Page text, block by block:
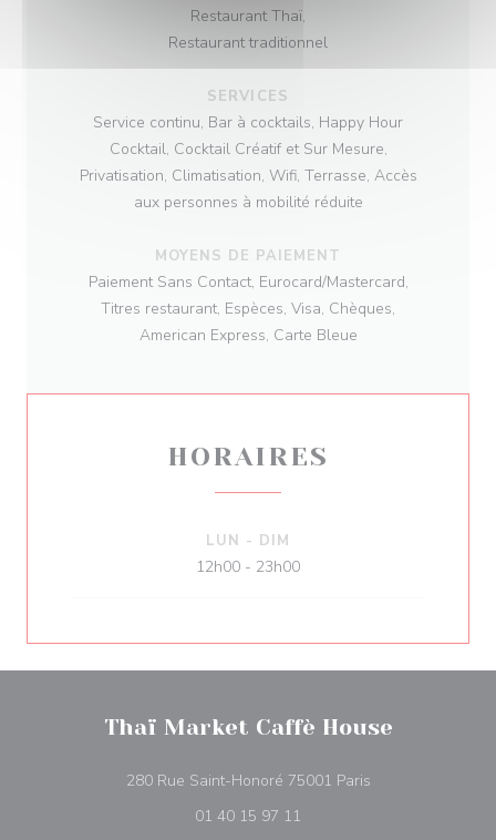
Restaurant Thaï,
Restaurant traditionnel
SERVICES
Service continu, Bar à cocktails, Happy Hour
Cocktail, Cocktail Créatif et Sur Mesure,
Privatisation, Climatisation, Wifi, Terrasse, Accès
aux personnes à mobilité réduite
MOYENS DE PAIEMENT
Paiement Sans Contact, Eurocard/Mastercard,
Titres restaurant, Espèces, Visa, Chèques,
American Express, Carte Bleue
HORAIRES
LUN - DIM
12h00 - 23h00
Thaï Market Caffè House
280 Rue Saint-Honoré 75001 Paris((ouvre une
01 40 15 97 11